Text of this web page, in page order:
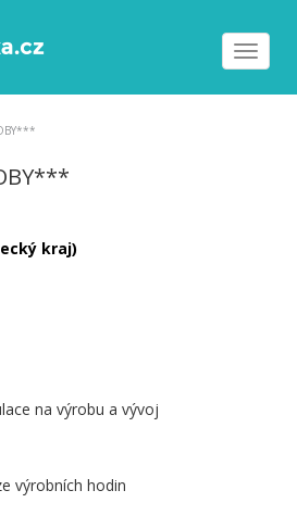
Toggle
kraj)
na výrobu a vývoj
výrobních hodin